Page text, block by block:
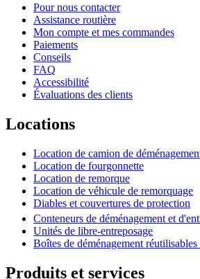
Pour nous contacter
Assistance routière
Mon compte et mes commandes
Paiements
Conseils
FAQ
Accessibilité
Évaluations des clients
Locations
Location de camion de
Location de fourgonnette
Location de remorque
Location de véhicule de remorquage
Diables et couvertures de protection
Conteneurs de déménagement et
Unités de libre-entreposage
Boîtes de déménagement
Produits et services